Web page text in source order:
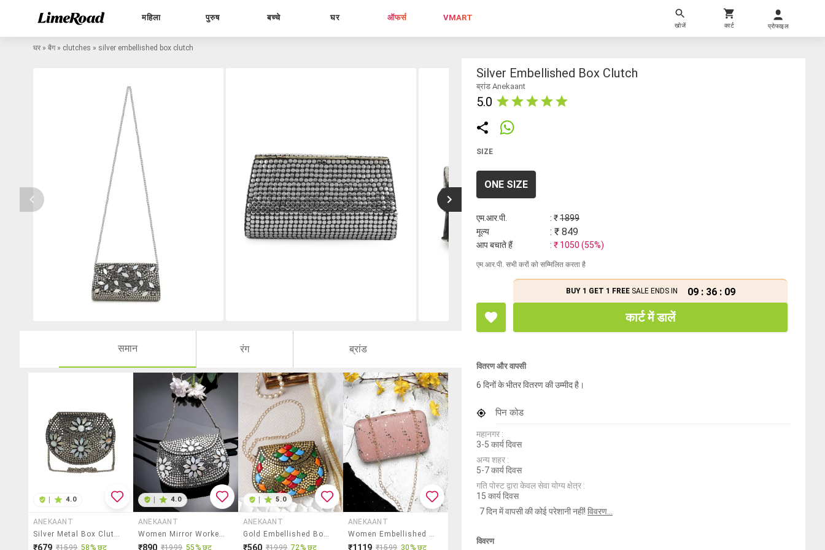
महिला पुरुष बच्चे घर ऑफर्स VMART
खोजें कार्ट प्रोफाइल
घर » बैग » clutches » silver embellished box clutch
समान रंग ब्रांड
4.0
ANEKAANT
Silver Metal Box Clutch
₹679 ₹1599 58% छूट
4.0
ANEKAANT
Women Mirror Worked Clutch With Detachable Sling Chain
₹890 ₹1999 55% छूट
5.0
ANEKAANT
Gold Embellished Box Clutch
₹560 ₹1999 72% छूट
ANEKAANT
Women Embellished Clutch With Sling Chain
₹1119 ₹1599 30% छूट
Silver Embellished Box Clutch
ब्रांड Anekaant
5.0
SIZE
ONE SIZE
एम.आर.पी. : ₹1899
मूल्य
: ₹ 849
आप बचाते हैं : ₹ 1050 (55%)
एम.आर.पी. सभी करों को सम्मिलित करता है
BUY 1 GET 1 FREESALE ENDS IN 09 : 36 : 09
कार्ट में डालें
वितरण और वापसी
6 दिनों के भीतर वितरण की उम्मीद है।
पिन कोड
महानगर :
3-5 कार्य दिवस
अन्य शहर :
5-7 कार्य दिवस
गति पोस्ट द्वारा केवल सेवा योग्य क्षेत्र :
15 कार्य दिवस
7 दिन में वापसी की कोई परेशानी नहीं! विवरण...
विवरण